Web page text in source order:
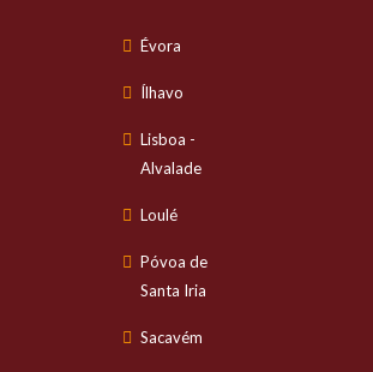
Évora
Ílhavo
Lisboa -
Alvalade
Loulé
Póvoa de
Santa Iria
Sacavém